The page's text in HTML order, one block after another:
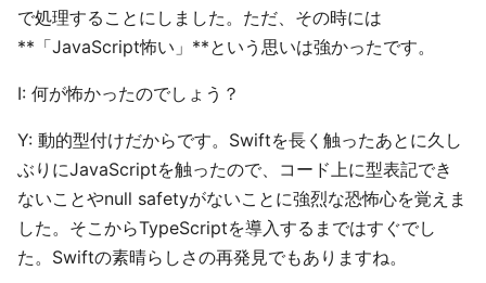
で処理することにしました。ただ、その時には
**「JavaScript怖い」**という思いは強かったです。
I: 何が怖かったのでしょう？
Y: 動的型付けだからです。Swiftを長く触ったあとに久し
ぶりにJavaScriptを触ったので、コード上に型表記でき
ないことやnull safetyがないことに強烈な恐怖心を覚えま
した。そこからTypeScriptを導入するまではすぐでし
た。Swiftの素晴らしさの再発見でもありますね。